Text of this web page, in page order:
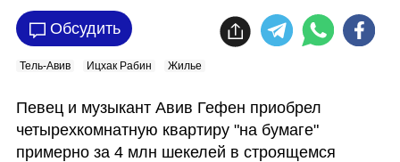
Обсудить
Тель-Авив Ицхак Рабин Жилье
Певец и музыкант Авив Гефен приобрел
четырехкомнатную квартиру "на бумаге"
примерно за 4 млн шекелей в строящемся